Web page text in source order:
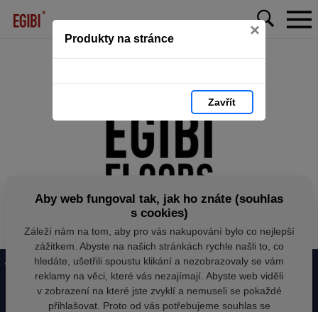
Produkty na stránce ×
Zavřít
Aby web fungoval tak, jak ho znáte (souhlas
s cookies)
Záleží nám na tom, aby pro vás nakupování bylo co nejlepší
zážitkem. Abyste na našich stránkách rychle našli to, co
hledáte, ušetřili spoustu klikání a nezobrazovaly se vám
reklamy na věci, které vás nezajímají. Abyste web viděli
v zobrazení na které jste zvyklí a nemuseli se pokaždé
přihlašovat. Proto od vás potřebujeme souhlas se